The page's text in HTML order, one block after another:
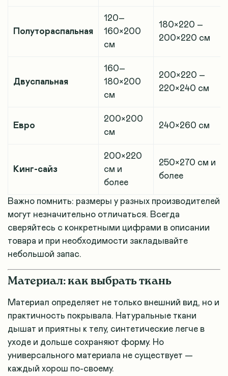
Полутораспальная
120–
160×200
см
180×220 –
200×220 см
Двуспальная
160–
180×200
см
200×220 –
220×240 см
Евро
200×200
см
240×260 см
Кинг-сайз
200×220
см и
более
250×270 см и
более
Важно помнить: размеры у разных производителей
могут незначительно отличаться. Всегда
сверяйтесь с конкретными цифрами в описании
товара и при необходимости закладывайте
небольшой запас.
Материал: как выбрать ткань
Материал определяет не только внешний вид, но и
практичность покрывала. Натуральные ткани
дышат и приятны к телу, синтетические легче в
уходе и дольше сохраняют форму. Но
универсального материала не существует —
каждый хорош по-своему.